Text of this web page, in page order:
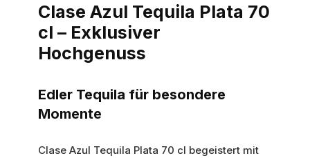
Clase Azul Tequila Plata 70
cl – Exklusiver
Hochgenuss
Edler Tequila für besondere
Momente
Clase Azul Tequila Plata 70 cl begeistert mit